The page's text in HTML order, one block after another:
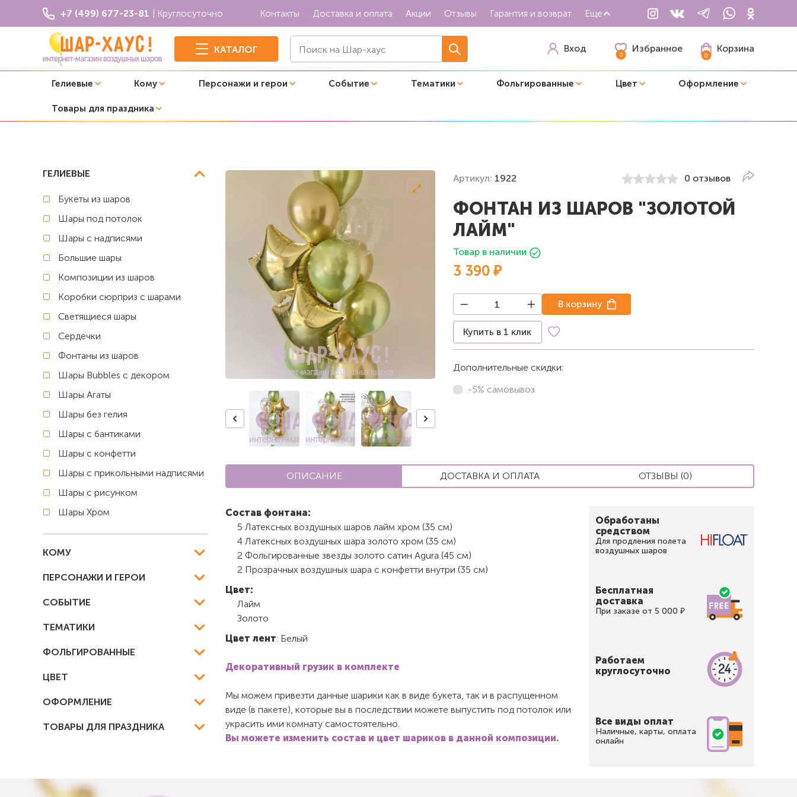
+7 (499) 677-23-81 | Круглосуточно Контакты Доставка и оплата Акции Отзывы Гарантия и возврат Еще
КАТАЛОГ Вход
0
Избранное
0
Корзина
Гелиевые Кому Персонажи и герои Событие Тематики Фольгированные Цвет Оформление
Товары для праздника
Фонтаны из шаров
ГЕЛИЕВЫЕ
Букеты из шаров
Шары под потолок
Шары с надписями
Большие шары
Композиции из шаров
Коробки сюрприз с шарами
Светящиеся шары
Сердечки
Фонтаны из шаров
Шары Bubbles с декором
Шары Агаты
Шары без гелия
Шары с бантиками
Шары с конфетти
Шары с прикольными надписями
Шары с рисунком
Шары Хром
КОМУ
ПЕРСОНАЖИ И ГЕРОИ
СОБЫТИЕ
ТЕМАТИКИ
ФОЛЬГИРОВАННЫЕ
ЦВЕТ
ОФОРМЛЕНИЕ
ТОВАРЫ ДЛЯ ПРАЗДНИКА
Артикул: 1922 0 отзывов
ФОНТАН ИЗ ШАРОВ "ЗОЛОТОЙ
ЛАЙМ"
Товар в наличии
3 390 ₽
Купить в 1 клик
В корзину
Дополнительные скидки:
-5% самовывоз
ОПИСАНИЕ ДОСТАВКА И ОПЛАТА ОТЗЫВЫ (0)
Состав фонтана:
5 Латексных воздушных шаров лайм хром (35 см)
4 Латексных воздушных шара золото хром (35 см)
2 Фольгированные звезды золото сатин Agura (45 см)
2 Прозрачных воздушных шара с конфетти внутри (35 см)
Цвет:
Лайм
Золото
Цвет лент: Белый
Декоративный грузик в комплекте
Мы можем привезти данные шарики как в виде букета, так и в распущенном
виде (в пакете), которые вы в последствии можете выпустить под потолок или
украсить ими комнату самостоятельно.
Вы можете изменить состав и цвет шариков в данной композиции.
Обработаны
средством
Для продления полета
воздушных шаров
Бесплатная
доставка
При заказе от 5 000 ₽
Работаем
круглосуточно
Все виды оплат
Наличные, карты, оплата
онлайн